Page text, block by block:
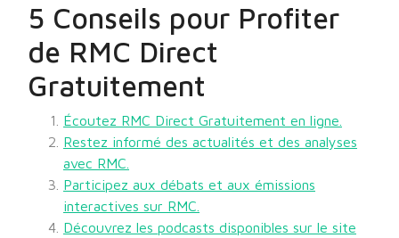
5 Conseils pour Profiter
de RMC Direct
Gratuitement
Écoutez RMC Direct Gratuitement en ligne.
Restez informé des actualités et des analyses
avec RMC.
Participez aux débats et aux émissions
interactives sur RMC.
Découvrez les podcasts disponibles sur le site